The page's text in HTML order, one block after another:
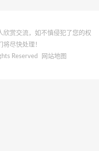
欣赏交流，如不慎侵犯了您的权
尽快处理！
Reserved 网站地图